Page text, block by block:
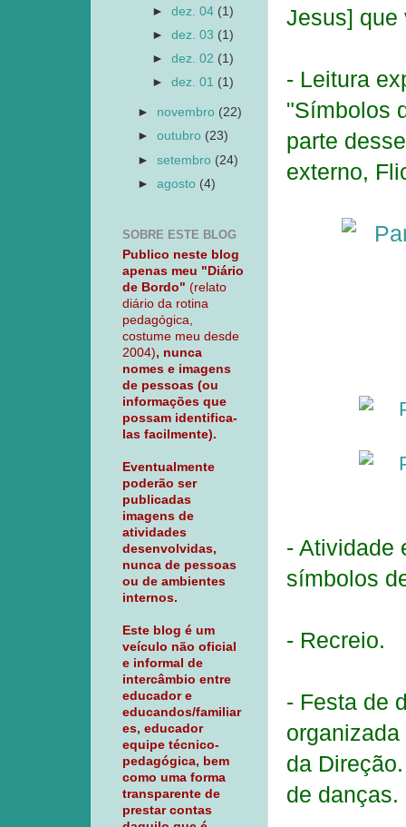
Jesus] que
- Leitura
"Símbolos
parte
externo,
- Atividade
símbolos
- Recreio.
- Festa de
da
de
►dez. 04 (1)
►dez. 03 (1)
►dez. 02 (1)
►dez. 01 (1)
► novembro (22)
►outubro (23)
►setembro (24)
►agosto (4)
SOBRE ESTE BLOG
Publico neste blog
apenas meu "Diário
de Bordo" (relato
diário da rotina
pedagógica,
costume meu desde
2004), nunca
nomes e imagens
de pessoas (ou
informações que
possam identifica-
las facilmente).
Eventualmente
poderão ser
publicadas
imagens de
atividades
desenvolvidas,
nunca de pessoas
ou de ambientes
internos.
Este blog é um
veículo não oficial
e informal de
intercâmbio entre
educador e
educandos/familiar
es, educador
equipe técnico-
pedagógica, bem
como uma forma
transparente de
prestar contas